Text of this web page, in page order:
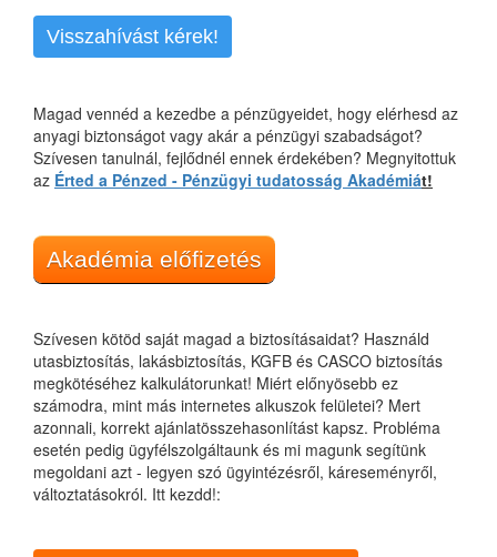
Visszahívást kérek!
Magad vennéd a kezedbe a pénzügyeidet, hogy elérhesd az
anyagi biztonságot vagy akár a pénzügyi szabadságot?
Szívesen tanulnál, fejlődnél ennek érdekében? Megnyitottuk
az Érted a Pénzed - Pénzügyi tudatosság Akadémiát!
Akadémia előfizetés
Szívesen kötöd saját magad a biztosításaidat? Használd
utasbiztosítás, lakásbiztosítás, KGFB és CASCO biztosítás
megkötéséhez kalkulátorunkat! Miért előnyösebb ez
számodra, mint más internetes alkuszok felületei? Mert
azonnali, korrekt ajánlatösszehasonlítást kapsz. Probléma
esetén pedig ügyfélszolgáltaunk és mi magunk segítünk
megoldani azt - legyen szó ügyintézésről, káreseményről,
változtatásokról. Itt kezdd!: